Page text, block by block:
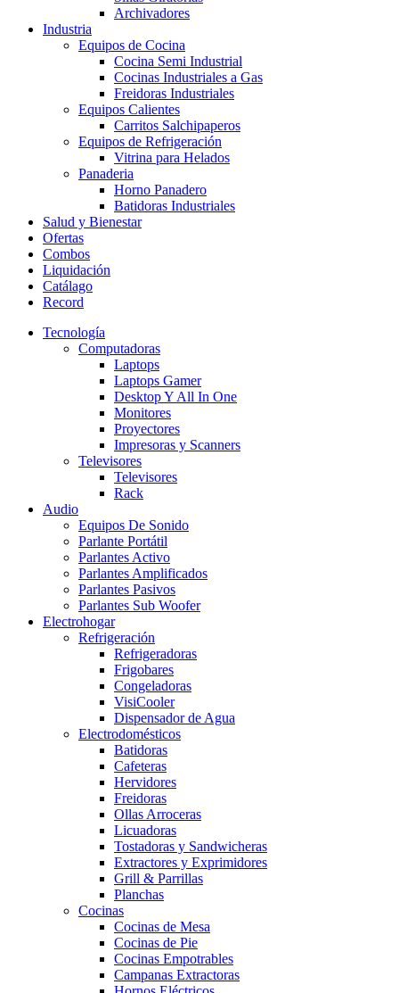
Archivadores
Industria
Equipos de Cocina
Cocina Semi Industrial
Cocinas Industriales a Gas
Freidoras Industriales
Equipos Calientes
Carritos Salchipaperos
Equipos de Refrigeración
Vitrina para Helados
Panaderia
Horno Panadero
Batidoras Industriales
Salud y Bienestar
Ofertas
Combos
Liquidación
Catálago
Record
Tecnología
Computadoras
Laptops
Laptops Gamer
Desktop Y All In One
Monitores
Proyectores
Impresoras y Scanners
Televisores
Televisores
Rack
Audio
Equipos De Sonido
Parlante Portátil
Parlantes Activo
Parlantes Amplificados
Parlantes Pasivos
Parlantes Sub Woofer
Electrohogar
Refrigeración
Refrigeradoras
Frigobares
Congeladoras
VisiCooler
Dispensador de Agua
Electrodomésticos
Batidoras
Cafeteras
Hervidores
Freidoras
Ollas Arroceras
Licuadoras
Tostadoras y Sandwicheras
Extractores y Exprimidores
Grill & Parrillas
Planchas
Cocinas
Cocinas de Mesa
Cocinas de Pie
Cocinas Empotrables
Campanas Extractoras